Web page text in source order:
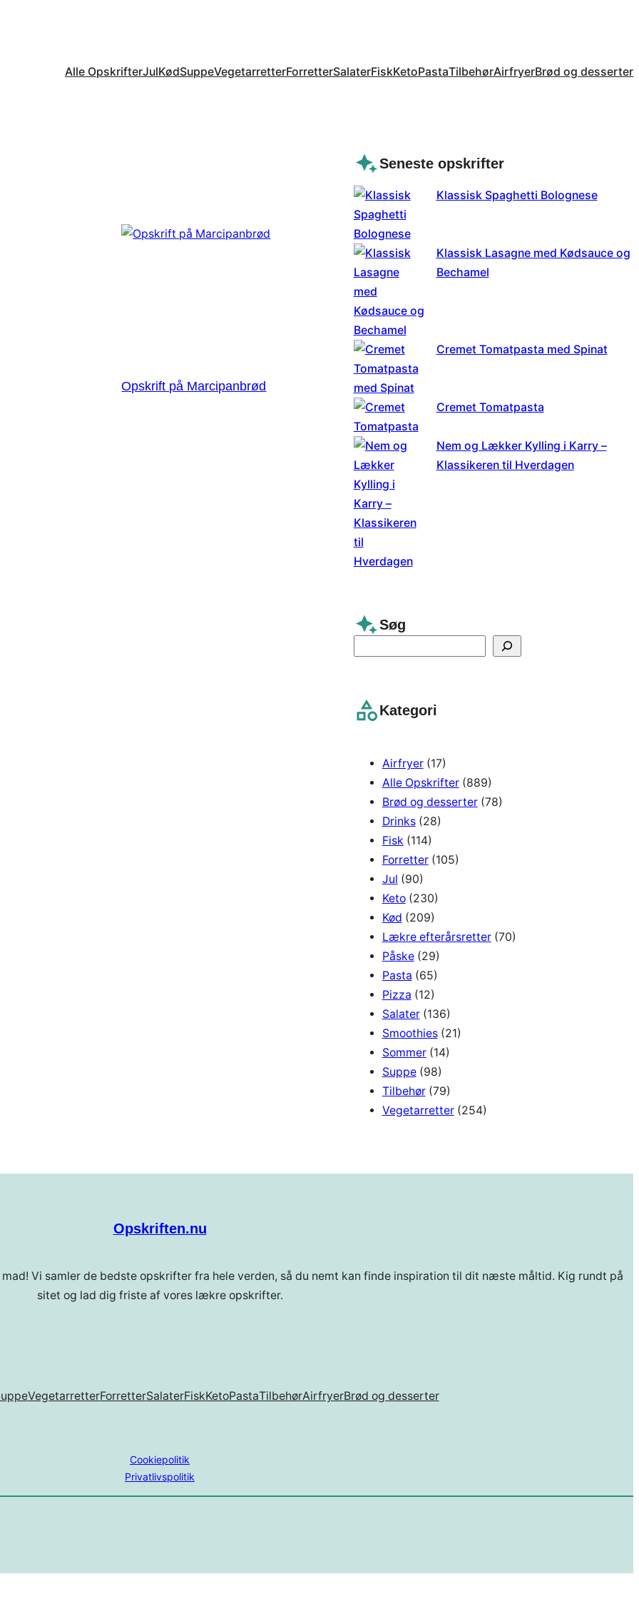
Alle OpskrifterJulKødSuppeVegetarretterForretterSalaterFiskKetoPastaTilbehørAirfryerBrød og desserter
Opskrift på Marcipanbrød
Seneste opskrifter
Klassisk Spaghetti Bolognese
Klassisk Lasagne med Kødsauce og
Bechamel
Cremet Tomatpasta med Spinat
Cremet Tomatpasta
Nem og Lækker Kylling i Karry –
Klassikeren til Hverdagen
Søg
c
Kategori
Airfryer(17)
Alle Opskrifter(889)
Brød og desserter(78)
Drinks(28)
Fisk (114)
Forretter(105)
Jul (90)
Keto(230)
Kød (209)
Lækre efterårsretter(70)
Påske(29)
Pasta (65)
Pizza (12)
Salater(136)
Smoothies(21)
Sommer(14)
Suppe(98)
Tilbehør(79)
Vegetarretter(254)
Opskriften.nu
Vi samler de bedste opskrifter fra hele verden, så du nemt kan finde inspiration til dit næste måltid. Kig rundt på
sitet og lad dig friste af vores lækre opskrifter.
VegetarretterForretterSalaterFiskKetoPastaTilbehørAirfryerBrød og desserter
Cookiepolitik
Privatlivspolitik